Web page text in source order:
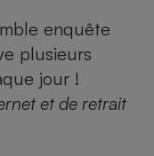
enquête
plusieurs
jour !
et de retrait